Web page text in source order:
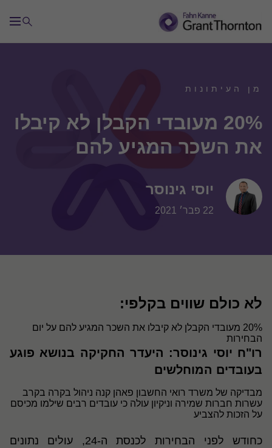
מן העיתונות
20% מעובדי הקבלן לא קיבלו
את השכר המגיע להם
יוסי גינוסר
22 פבר׳ 2021
לא כולם שווים בקלפי:
20% מעובדי הקבלן לא קיבלו את השכר המגיע להם על יום
הבחירות
רו"ח יוסי גינוסר: היעדר החקיקה בנושא פוגע
בעובדים המוחלשים
מבדיקה של משרד רואי החשבון פאהן קנה ניהול בקרה בקרב
עשרות חברות שמירה וניקיון עולה כי עובדים רבים שילמו מכיסם
על הזכות להצביע
כחודש לפני הבחירות לכנסת ה-24, עולים נתונים